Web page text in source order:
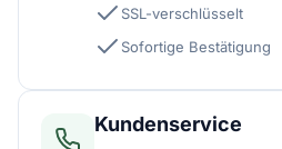
SSL-verschlüsselt
Sofortige Bestätigung
Kundenservice